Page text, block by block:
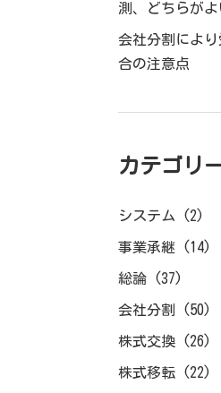
測、どちらがよ
会社分割によ
合の注意点
カテゴリ
システム (2)
事業承継 (14)
総論 (37)
会社分割 (50)
株式交換 (26)
株式移転 (22)